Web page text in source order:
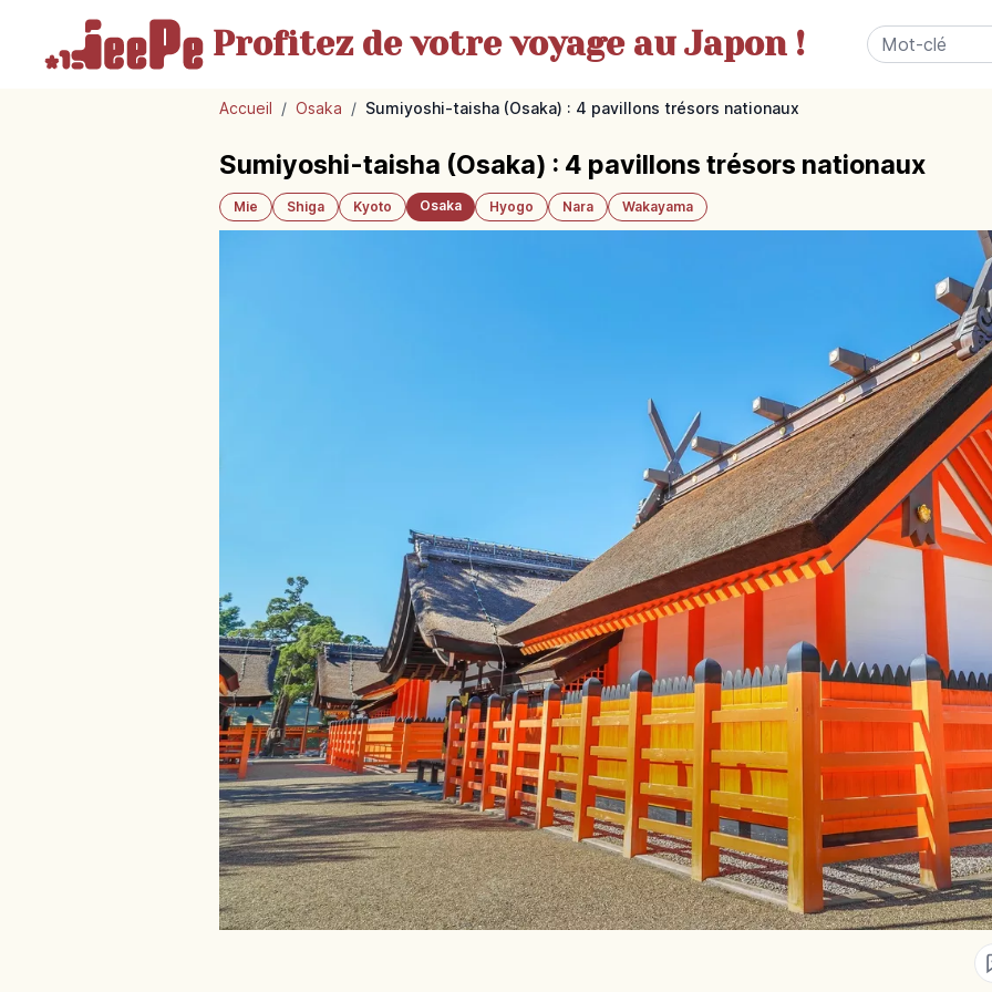
Profitez de votrevoyage au Japon !
Accueil / Osaka / Sumiyoshi-taisha (Osaka) : 4 pavillons trésors nationaux
Sumiyoshi-taisha (Osaka) : 4 pavillons trésors nationaux
Mie Shiga Kyoto Osaka Hyogo Nara Wakayama